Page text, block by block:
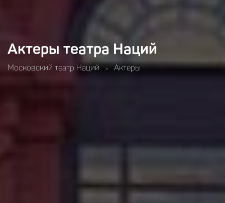
Актеры театра Наций
Московский театр Наций > Актеры